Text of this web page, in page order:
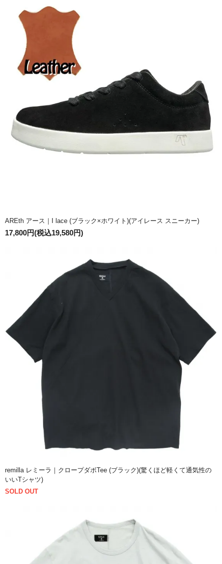
AREth アース｜I lace (ブラック×ホワイト)(アイレース スニーカー)
17,800円(税込19,580円)
remilla レミーラ｜クロープダボTee (ブラック)(驚くほど軽くて通気性の
いいTシャツ)
SOLD OUT